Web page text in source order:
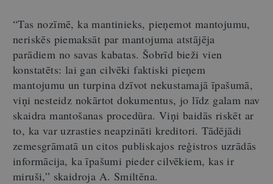
“Tas nozīmē, ka mantinieks, pieņemot mantojumu,
neriskēs piemaksāt par mantojuma atstājēja
parādiem no savas kabatas. Šobrīd bieži vien
konstatēts: lai gan cilvēki faktiski pieņem
mantojumu un turpina dzīvot nekustamajā īpašumā,
viņi nesteidz nokārtot dokumentus, jo līdz galam nav
skaidra mantošanas procedūra. Viņi baidās riskēt ar
to, ka var uzrasties neapzināti kreditori. Tādējādi
zemesgrāmatā un citos publiskajos reģistros uzrādās
informācija, ka īpašumi pieder cilvēkiem, kas ir
miruši,” skaidroja A. Smiltēna.